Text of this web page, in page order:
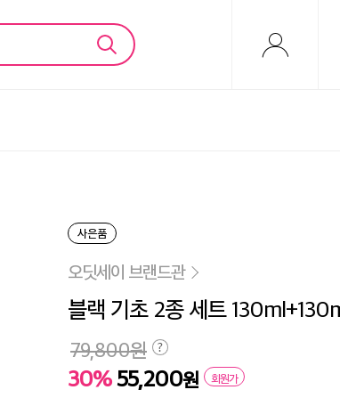
사은품
오딧세이 브랜드관
블랙 기초 2종 세트
30% 55,200원 회원가
79,800원